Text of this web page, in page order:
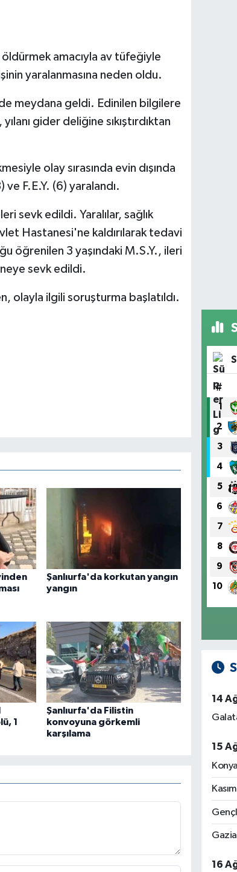
öldürmek amacıyla av tüfeğiyle
yaralanmasına neden oldu.
meydana geldi. Edinilen bilgilere
gider deliğine sıkıştırdıktan
olay sırasında evin dışında
F.E.Y. (6) yaralandı.
sevk edildi. Yaralılar, sağlık
Hastanesi'ne kaldırılarak tedavi
öğrenilen 3 yaşındaki M.S.Y., ileri
sevk edildi.
olayla ilgili soruşturma başlatıldı.
Şanlıurfa'da korkutan yangın
yangın
1
Şanlıurfa'da Filistin
konvoyuna görkemli
karşılama
#
1
2
3
4
5
6
7
8
9
10
14
15
16